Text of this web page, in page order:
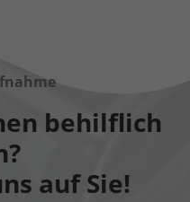
behilflich
auf Sie!